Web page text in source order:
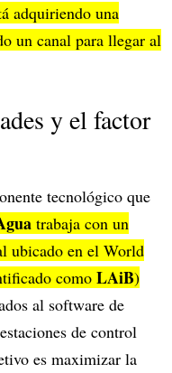
adquiriendo una
un canal para llegar al
y el factor
tecnológico que
trabaja con un
ubicado en el World
como LAiB)
al software de
de control
es maximizar la